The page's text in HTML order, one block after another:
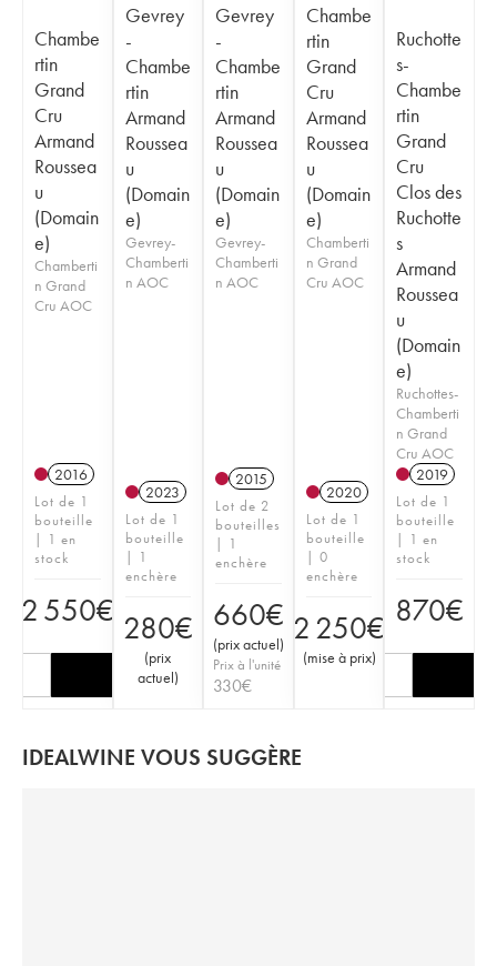
Chambe
rtin
Grand
Cru
Armand
Roussea
u
(Domain
e)
Chamberti
n Grand
Cru AOC
2016
Lot de 1
bouteille
| 1 en
stock
2 550€
Gevrey
-
Chambe
rtin
Armand
Roussea
u
(Domain
e)
Gevrey-
Chamberti
n AOC
2023
Lot de 1
bouteille
| 1
enchère
280€
(prix
actuel)
Gevrey
-
Chambe
rtin
Armand
Roussea
u
(Domain
e)
Gevrey-
Chamberti
n AOC
2015
Lot de 2
bouteilles
| 1
enchère
660€
(prix actuel)
Prix à l'unité
330€
Chambe
rtin
Grand
Cru
Armand
Roussea
u
(Domain
e)
Chamberti
n Grand
Cru AOC
2020
Lot de 1
bouteille
| 0
enchère
2 250€
(mise à prix)
Ruchotte
s-
Chambe
rtin
Grand
Cru
Clos des
Ruchotte
s
Armand
Roussea
u
(Domain
e)
Ruchottes-
Chamberti
n Grand
Cru AOC
2019
Lot de 1
bouteille
| 1 en
stock
870€
IDEALWINE VOUS SUGGÈRE